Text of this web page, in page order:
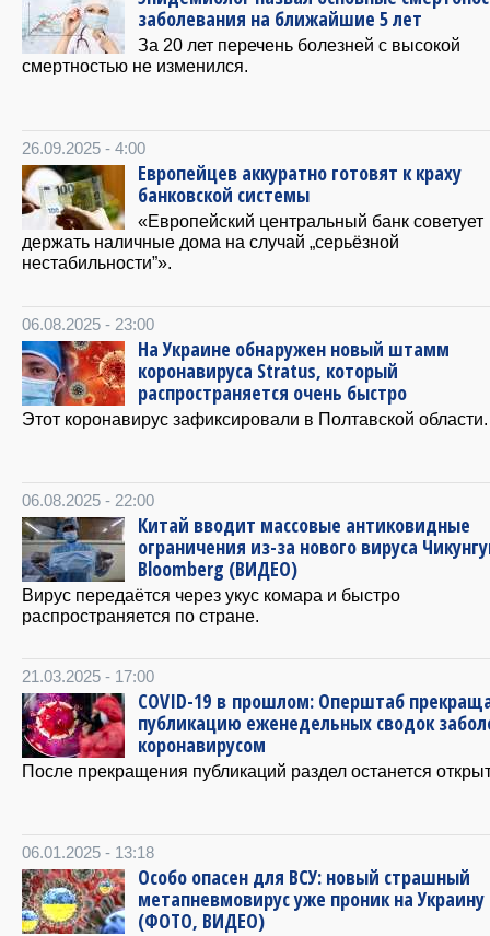
заболевания на ближайшие 5 лет
За 20 лет перечень болезней с высокой
смертностью не изменился.
26.09.2025 - 4:00
Европейцев аккуратно готовят к краху
банковской системы
«Европейский центральный банк советует
держать наличные дома на случай „серьёзной
нестабильности”».
06.08.2025 - 23:00
На Украине обнаружен новый штамм
коронавируса Stratus, который
распространяется очень быстро
Этот коронавирус зафиксировали в Полтавской области.
06.08.2025 - 22:00
Китай вводит массовые антиковидные
ограничения из-за нового вируса
Bloomberg (ВИДЕО)
Вирус передаётся через укус комара и быстро
распространяется по стране.
21.03.2025 - 17:00
COVID-19 в прошлом: Оперштаб
публикацию еженедельных сводок
коронавирусом
После прекращения публикаций раздел останется
06.01.2025 - 13:18
Особо опасен для ВСУ: новый страшный
метапневмовирус уже проник на Украину
(ФОТО, ВИДЕО)